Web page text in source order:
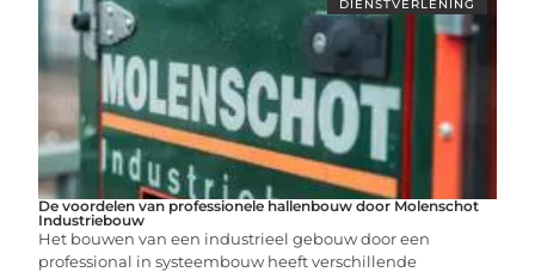
DIENSTVERLENING
De voordelen van professionele hallenbouw door Molenschot
Industriebouw
Het bouwen van een industrieel gebouw door een
professional in systeembouw heeft verschillende